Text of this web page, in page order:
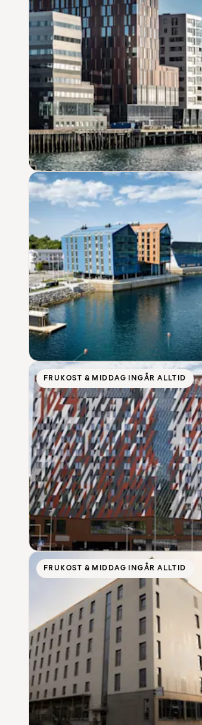
FRUKOST & MIDDAG INGÅR ALLTID
FRUKOST & MIDDAG INGÅR ALLTID